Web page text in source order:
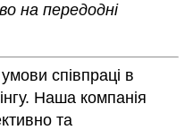
на передодні
співпраці в
Наша компанія
та